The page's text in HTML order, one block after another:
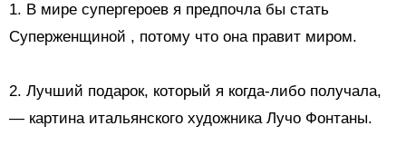
1. В мире супергероев я предпочла бы стать
Суперженщиной , потому что она правит миром.
2. Лучший подарок, который я когда-либо получала,
— картина итальянского художника Лучо Фонтаны.